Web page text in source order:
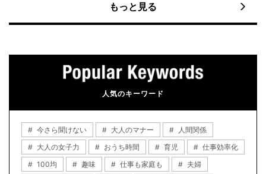
もっと見る
人気のキーワード
今さら聞けない 大人のマナー
人間関係
大人の女子力
おうち時間 育児
仕事効率化
100均
趣味 仕事も家庭も
夫婦